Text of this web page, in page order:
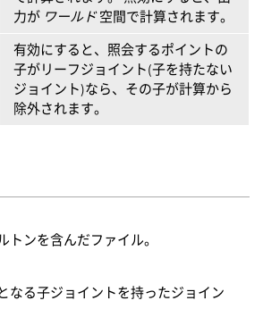
力が ワールド空間で計算されます。
有効にすると、照会するポイントの
子がリーフジョイント(子を持たない
ジョイント)なら、その子が計算から
除外されます。
トンを含んだファイル。
なる子ジョイントを持ったジョイン